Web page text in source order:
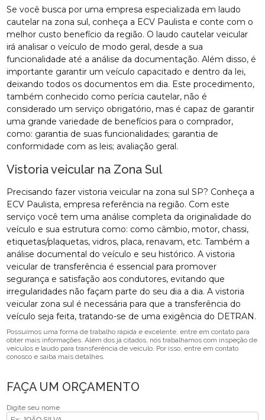
Se você busca por uma empresa especializada em laudo
cautelar na zona sul, conheça a ECV Paulista e conte com o
melhor custo benefício da região. O laudo cautelar veicular
irá analisar o veículo de modo geral, desde a sua
funcionalidade até a análise da documentação. Além disso, é
importante garantir um veículo capacitado e dentro da lei,
deixando todos os documentos em dia. Este procedimento,
também conhecido como perícia cautelar, não é
considerado um serviço obrigatório, mas é capaz de garantir
uma grande variedade de benefícios para o comprador,
como: garantia de suas funcionalidades; garantia de
conformidade com as leis; avaliação geral.
Vistoria veicular na Zona Sul
Precisando fazer vistoria veicular na zona sul SP? Conheça a
ECV Paulista, empresa referência na região. Com este
serviço você tem uma análise completa da originalidade do
veículo e sua estrutura como: como câmbio, motor, chassi,
etiquetas/plaquetas, vidros, placa, renavam, etc. Também a
análise documental do veículo e seu histórico. A vistoria
veicular de transferência é essencial para promover
segurança e satisfação aos condutores, evitando que
irregularidades não façam parte do seu dia a dia. A vistoria
veicular zona sul é necessária para que a transferência do
veículo seja feita, tratando-se de uma exigência do DETRAN.
Possuímos uma forma de trabalho rápida e excelente, entre em contato para
obter mais informações. Além dos já citados, nós trabalhamos com inspeção de
veículos e laudo para transferência de veiculo. Por isso, entre em contato
conosco e saiba mais detalhes.
FAÇA UM ORÇAMENTO
Digite seu nome